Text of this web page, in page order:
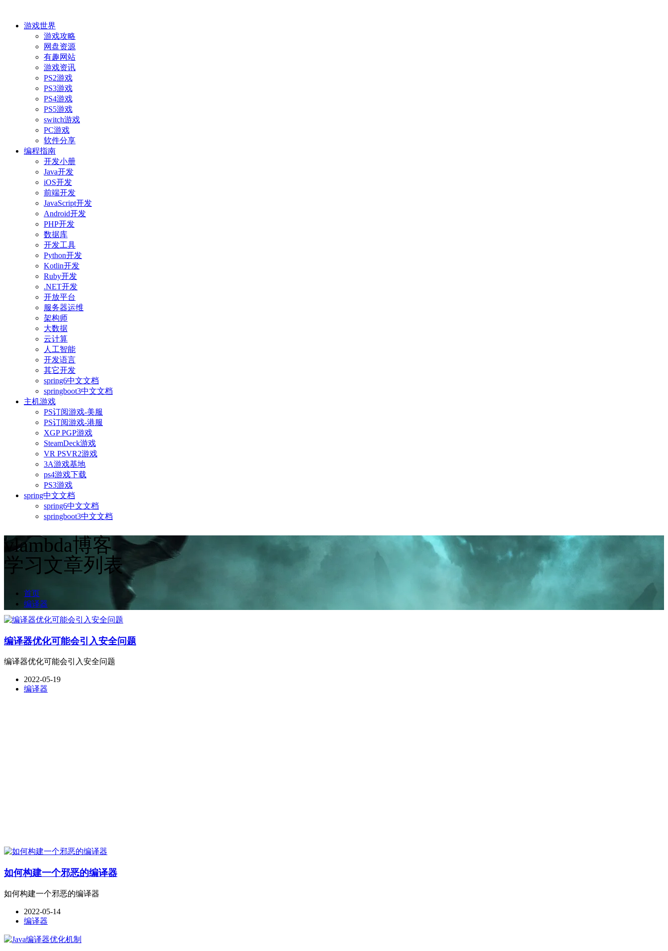
游戏世界
游戏攻略
网盘资源
有趣网站
游戏资讯
PS2游戏
PS3游戏
PS4游戏
PS5游戏
switch游戏
PC游戏
软件分享
编程指南
开发小册
Java开发
iOS开发
前端开发
JavaScript开发
Android开发
PHP开发
数据库
开发工具
Python开发
Kotlin开发
Ruby开发
.NET开发
开放平台
服务器运维
架构师
大数据
云计算
人工智能
开发语言
其它开发
spring6中文文档
springboot3中文文档
主机游戏
PS订阅游戏-美服
PS订阅游戏-港服
XGP PGP游戏
SteamDeck游戏
VR PSVR2游戏
3A游戏基地
ps4游戏下载
PS3游戏
spring中文文档
spring6中文文档
springboot3中文文档
vlambda博客
学习文章列表
首页
编译器
编译器优化可能会引入安全问题
编译器优化可能会引入安全问题
2022-05-19
编译器
如何构建一个邪恶的编译器
如何构建一个邪恶的编译器
2022-05-14
编译器